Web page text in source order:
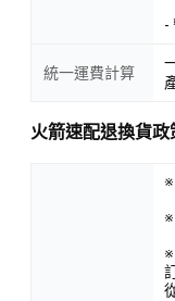
-
統一運費計算
火箭速配退換貨政